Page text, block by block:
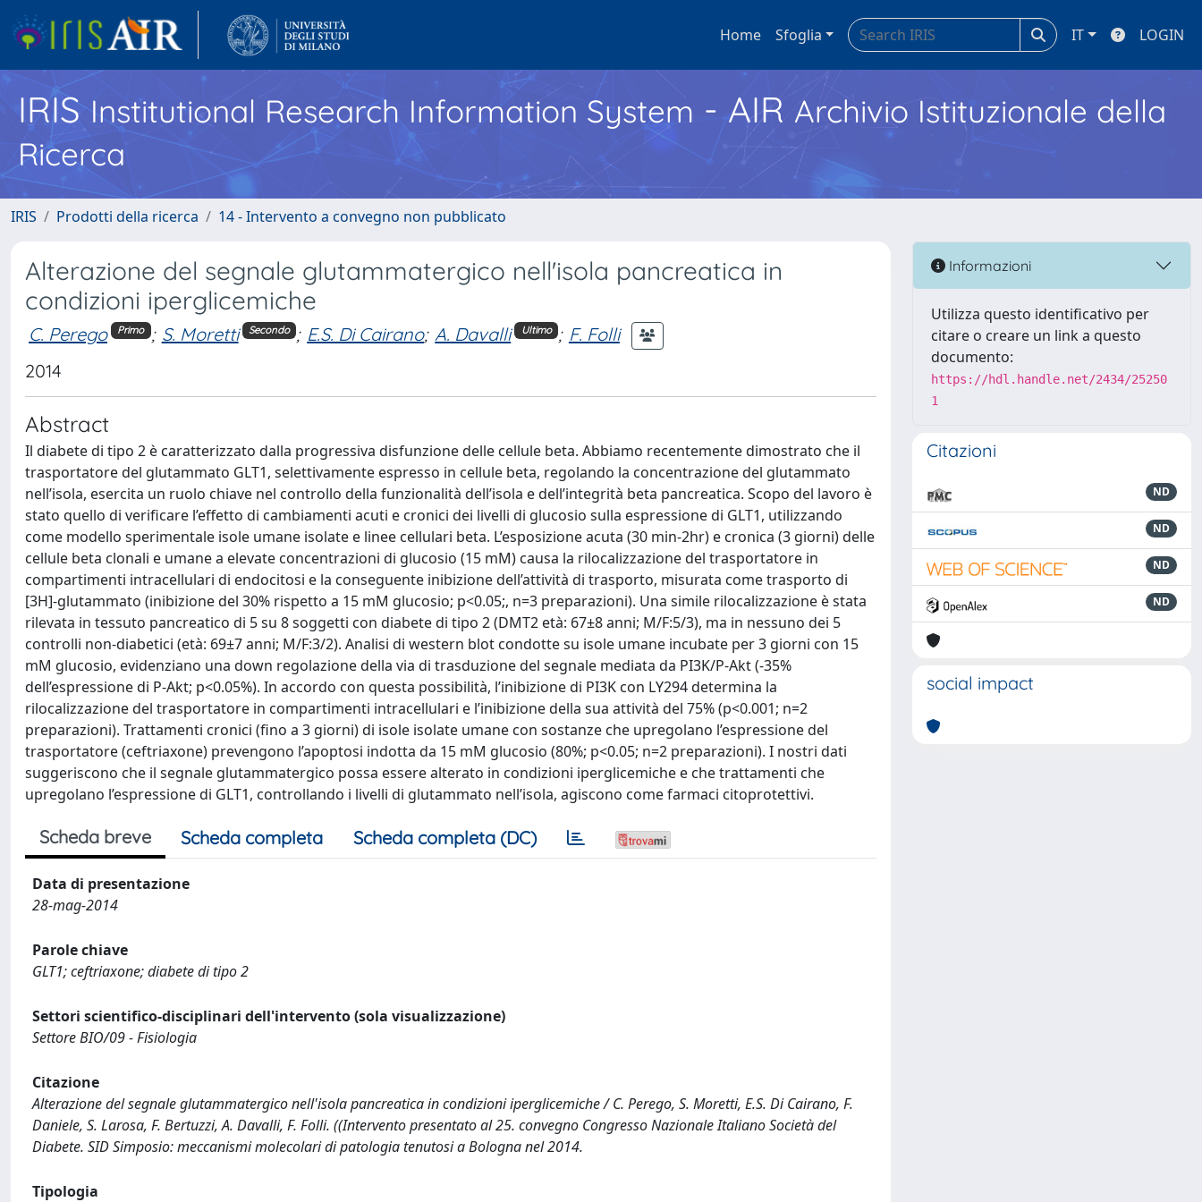
Home Sfoglia IT LOGIN
IRISInstitutional Research Information System - AIR Archivio Istituzionale della
Ricerca
IRIS Prodotti della ricerca 14 - Intervento a convegno non pubblicato
Alterazione del segnale glutammatergico nell'isola pancreatica in
condizioni iperglicemiche
C. Perego Primo ; S. Moretti Secondo ; E.S. Di Cairano; A. Davalli Ultimo ; F. Folli
2014
Abstract
Il diabete di tipo 2 è caratterizzato dalla progressiva disfunzione delle cellule beta. Abbiamo recentemente dimostrato che il
trasportatore del glutammato GLT1, selettivamente espresso in cellule beta, regolando la concentrazione del glutammato
nell’isola, esercita un ruolo chiave nel controllo della funzionalità dell’isola e dell’integrità beta pancreatica. Scopo del lavoro è
stato quello di verificare l’effetto di cambiamenti acuti e cronici dei livelli di glucosio sulla espressione di GLT1, utilizzando
come modello sperimentale isole umane isolate e linee cellulari beta. L’esposizione acuta (30 min-2hr) e cronica (3 giorni) delle
cellule beta clonali e umane a elevate concentrazioni di glucosio (15 mM) causa la rilocalizzazione del trasportatore in
compartimenti intracellulari di endocitosi e la conseguente inibizione dell’attività di trasporto, misurata come trasporto di
[3H]-glutammato (inibizione del 30% rispetto a 15 mM glucosio; p<0.05;, n=3 preparazioni). Una simile rilocalizzazione è stata
rilevata in tessuto pancreatico di 5 su 8 soggetti con diabete di tipo 2 (DMT2 età: 67±8 anni; M/F:5/3), ma in nessuno dei 5
controlli non-diabetici (età: 69±7 anni; M/F:3/2). Analisi di western blot condotte su isole umane incubate per 3 giorni con 15
mM glucosio, evidenziano una down regolazione della via di trasduzione del segnale mediata da PI3K/P-Akt (-35%
dell’espressione di P-Akt; p<0.05%). In accordo con questa possibilità, l’inibizione di PI3K con LY294 determina la
rilocalizzazione del trasportatore in compartimenti intracellulari e l’inibizione della sua attività del 75% (p<0.001; n=2
preparazioni). Trattamenti cronici (fino a 3 giorni) di isole isolate umane con sostanze che upregolano l’espressione del
trasportatore (ceftriaxone) prevengono l’apoptosi indotta da 15 mM glucosio (80%; p<0.05; n=2 preparazioni). I nostri dati
suggeriscono che il segnale glutammatergico possa essere alterato in condizioni iperglicemiche e che trattamenti che
upregolano l’espressione di GLT1, controllando i livelli di glutammato nell’isola, agiscono come farmaci citoprotettivi.
Scheda breve Scheda completa Scheda completa (DC)
Data di presentazione
28-mag-2014
Parole chiave
GLT1; ceftriaxone; diabete di tipo 2
Settori scientifico-disciplinari dell'intervento (sola visualizzazione)
Settore BIO/09 - Fisiologia
Citazione
Alterazione del segnale glutammatergico nell'isola pancreatica in condizioni iperglicemiche / C. Perego, S. Moretti, E.S. Di Cairano, F.
Daniele, S. Larosa, F. Bertuzzi, A. Davalli, F. Folli. ((Intervento presentato al 25. convegno Congresso Nazionale Italiano Società del
Diabete. SID Simposio: meccanismi molecolari di patologia tenutosi a Bologna nel 2014.
Tipologia
Informazioni
Utilizza questo identificativo per
citare o creare un link a questo
documento:
https://hdl.handle.net/2434/25250
1
Citazioni
ND
ND
ND
ND
social impact